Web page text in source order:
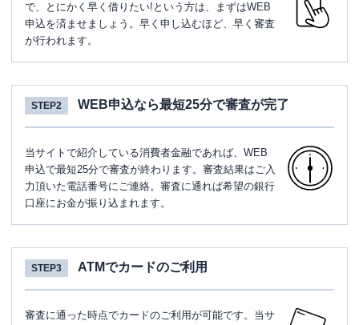
で、とにかく早く借りたい!という方は、まずはWEB
申込を済ませましょう。早く申し込むほど、早く審査
が行われます。
STEP2 WEB申込なら最短25分で審査が完了
当サイトで紹介している消費者金融であれば、WEB
申込で最短25分で審査が終わります。審査結果はご入
力頂いた電話番号にご連絡。審査に通れば希望の銀行
口座にお金が振り込まれます。
STEP3 ATMでカードのご利用
審査に通った時点でカードのご利用が可能です。当サ